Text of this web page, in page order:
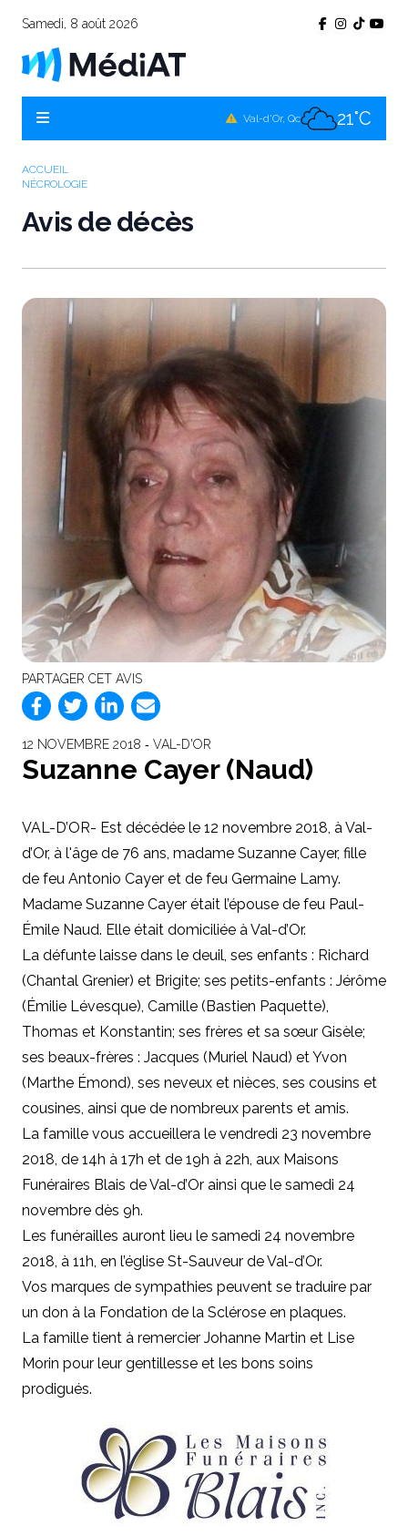
Samedi, 8 août 2026
Val-d'Or, Qc 21°C
ACCUEIL
NÉCROLOGIE
Avis de décès
PARTAGER CET AVIS
12 NOVEMBRE 2018 ‐ VAL-D'OR
Suzanne Cayer (Naud)
VAL-D’OR- Est décédée le 12 novembre 2018, à Val-
d’Or, à l'âge de 76 ans, madame Suzanne Cayer, fille
de feu Antonio Cayer et de feu Germaine Lamy.
Madame Suzanne Cayer était l’épouse de feu Paul-
Émile Naud. Elle était domiciliée à Val-d’Or.
La défunte laisse dans le deuil, ses enfants : Richard
(Chantal Grenier) et Brigite; ses petits-enfants : Jérôme
(Émilie Lévesque), Camille (Bastien Paquette),
Thomas et Konstantin; ses frères et sa sœur Gisèle;
ses beaux-frères : Jacques (Muriel Naud) et Yvon
(Marthe Émond), ses neveux et nièces, ses cousins et
cousines, ainsi que de nombreux parents et amis.
La famille vous accueillera le vendredi 23 novembre
2018, de 14h à 17h et de 19h à 22h, aux Maisons
Funéraires Blais de Val-d’Or ainsi que le samedi 24
novembre dès 9h.
Les funérailles auront lieu le samedi 24 novembre
2018, à 11h, en l’église St-Sauveur de Val-d’Or.
Vos marques de sympathies peuvent se traduire par
un don à la Fondation de la Sclérose en plaques.
La famille tient à remercier Johanne Martin et Lise
Morin pour leur gentillesse et les bons soins
prodigués.